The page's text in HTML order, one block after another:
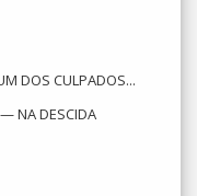
DOS CULPADOS...
— NA DESCIDA